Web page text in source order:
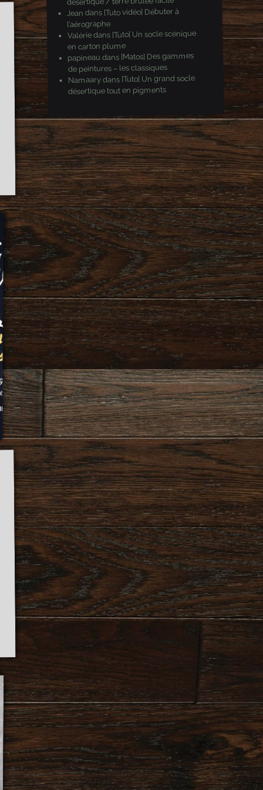
Jean dans [Tuto vidéo] Débuter à
l’aérographe
Valériedans [Tuto] Un socle scénique
en carton plume
papineau dans [Matos] Des gammes
de peintures – les classiques
Namaarydans [Tuto] Un grand socle
désertique tout en pigments